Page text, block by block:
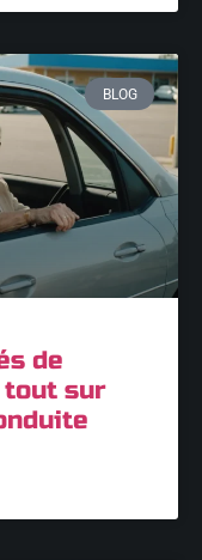
BLOG
de
tout sur